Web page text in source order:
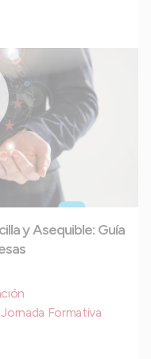
y Asequible: Guía
Jornada Formativa